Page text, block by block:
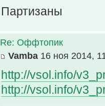
Партизаны
Re: Оффтопик
Vamba 16 ноя 2014,
http://vsol.info/
http://vsol.info/